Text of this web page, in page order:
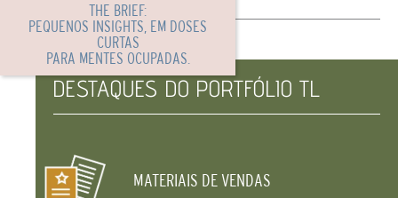
DESTAQUES DO PORTFÓLIO TL
MATERIAIS DE VENDAS
THE BRIEF:
PEQUENOS INSIGHTS, EM DOSES
CURTAS
PARA MENTES OCUPADAS.